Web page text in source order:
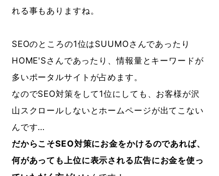
れる事もありますね。
SEOのところの1位はSUUMOさんであったり
HOME'Sさんであったり、情報量とキーワードが
多いポータルサイトが占めます。
なのでSEO対策をして1位にしても、お客様が沢
山スクロールしないとホームページが出てこない
んです…
だからこそSEO対策にお金をかけるのであれば、
何があっても上位に表示される広告にお金を使っ